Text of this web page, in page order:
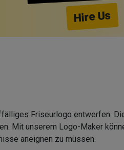
Hire Us
Friseurlogo entwerfen.
Mit unserem Logo-Maker
aneignen zu müssen.